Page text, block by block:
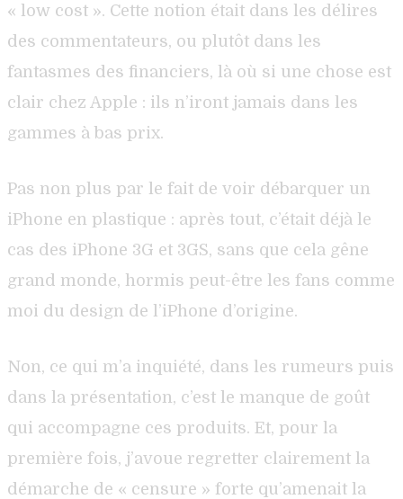
« low cost ». Cette notion était dans les délires
des commentateurs, ou plutôt dans les
fantasmes des financiers, là où si une chose est
clair chez Apple : ils n’iront jamais dans les
gammes à bas prix.
Pas non plus par le fait de voir débarquer un
iPhone en plastique : après tout, c’était déjà le
cas des iPhone 3G et 3GS, sans que cela gêne
grand monde, hormis peut-être les fans comme
moi du design de l’iPhone d’origine.
Non, ce qui m’a inquiété, dans les rumeurs puis
dans la présentation, c’est le manque de goût
qui accompagne ces produits. Et, pour la
première fois, j’avoue regretter clairement la
démarche de « censure » forte qu’amenait la